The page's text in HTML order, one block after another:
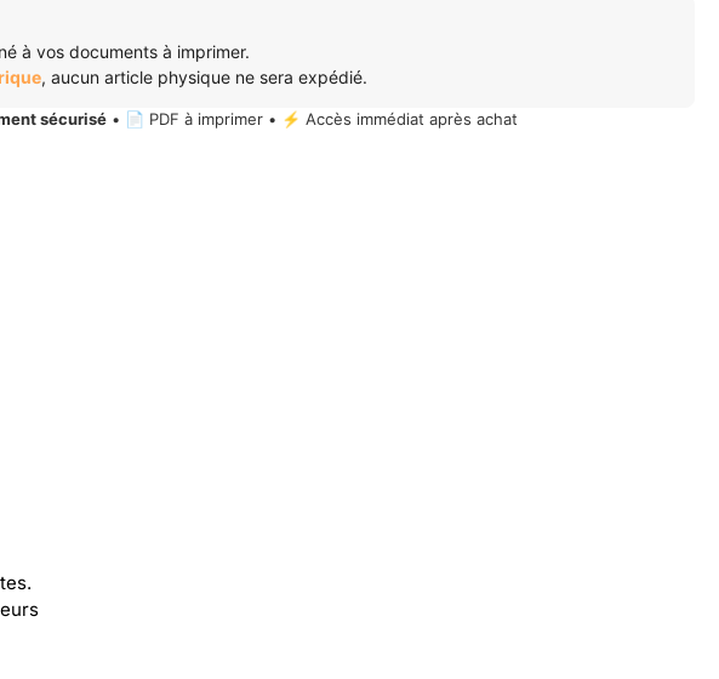
à vos documents à imprimer.
, aucun article physique ne sera expédié.
sécurisé• 📄 PDF à imprimer • ⚡ Accès immédiat après achat